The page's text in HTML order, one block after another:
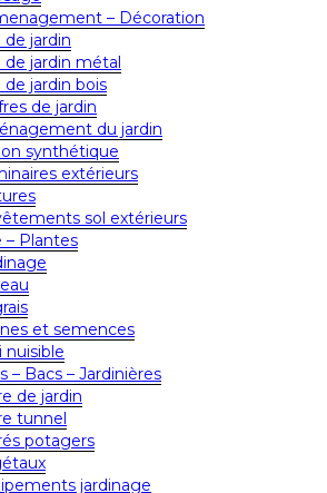
– Décoration
de jardin
de jardin métal
de jardin bois
de jardin
du jardin
synthétique
extérieurs
sol extérieurs
– Plantes
et semences
nuisible
– Bacs – Jardinières
de jardin
tunnel
potagers
jardinage